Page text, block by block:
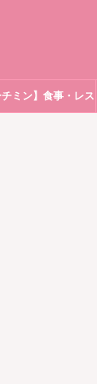
チミン】食事・レス